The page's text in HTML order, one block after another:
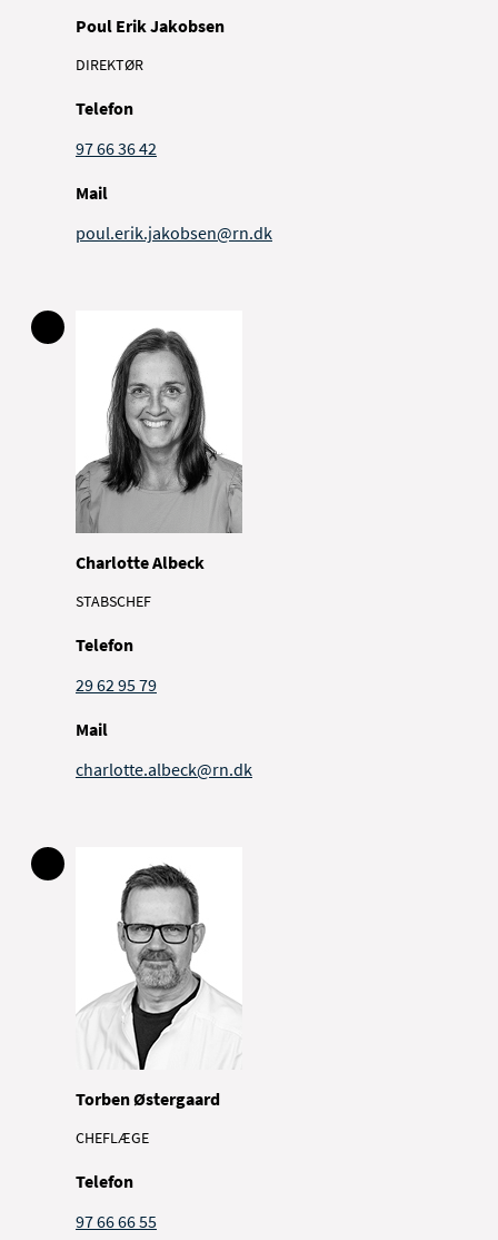
Poul Erik Jakobsen
DIREKTØR
Telefon
97 66 36 42
Mail
poul.erik.jakobsen@rn.dk
Charlotte Albeck
STABSCHEF
Telefon
29 62 95 79
Mail
charlotte.albeck@rn.dk
Torben Østergaard
CHEFLÆGE
Telefon
97 66 66 55